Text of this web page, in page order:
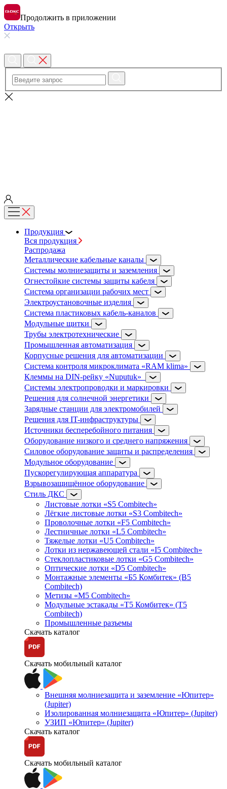
Продолжить в приложении
Открыть
Продукция
Вся продукция
Распродажа
Металлические кабельные каналы
Системы молниезащиты и заземления
Огнестойкие системы защиты кабеля
Система организации рабочих мест
Электроустановочные изделия
Система пластиковых кабель-каналов
Модульные щитки
Трубы электротехнические
Промышленная автоматизация
Корпусные решения для автоматизации
Система контроля микроклимата «RAM klima»
Клеммы на DIN-рейку «Nuputuk»
Системы электропроводки и маркировки
Решения для солнечной энергетики
Зарядные станции для электромобилей
Решения для IT-инфраструктуры
Источники бесперебойного питания
Оборудование низкого и среднего напряжения
Силовое оборудование защиты и распределения
Модульное оборудование
Пускорегулирующая аппаратура
Взрывозащищённое оборудование
Стиль ДКС
Листовые лотки «S5 Combitech»
Лёгкие листовые лотки «S3 Combitech»
Проволочные лотки «F5 Combitech»
Лестничные лотки «L5 Combitech»
Тяжелые лотки «U5 Combitech»
Лотки из нержавеющей стали «I5 Combitech»
Стеклопластиковые лотки «G5 Combitech»
Оптические лотки «D5 Combitech»
Монтажные элементы «Б5 Комбитек» (B5
Combitech)
Метизы «M5 Combitech»
Модульные эстакады «Т5 Комбитек» (T5
Combitech)
Промышленные разъемы
Скачать каталог
Скачать мобильный каталог
Внешняя молниезащита и заземление «Юпитер»
(Jupiter)
Изолированная молниезащита «Юпитер» (Jupiter)
УЗИП «Юпитер» (Jupiter)
Скачать каталог
Скачать мобильный каталог